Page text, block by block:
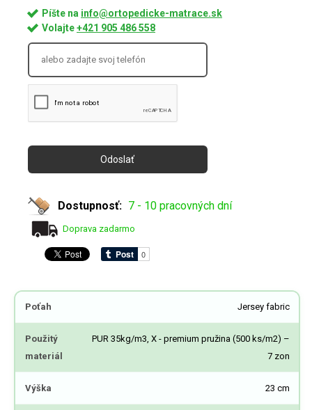
Píšte na info@ortopedicke-matrace.sk
Volajte+421 905 486 558
Dostupnosť: 7 - 10 pracovných dní
Doprava zadarmo
Poťah Jersey fabric
Použitý
materiál
PUR 35kg/m3, X - premium pružina (500 ks/m2) –
7 zon
Výška 23 cm